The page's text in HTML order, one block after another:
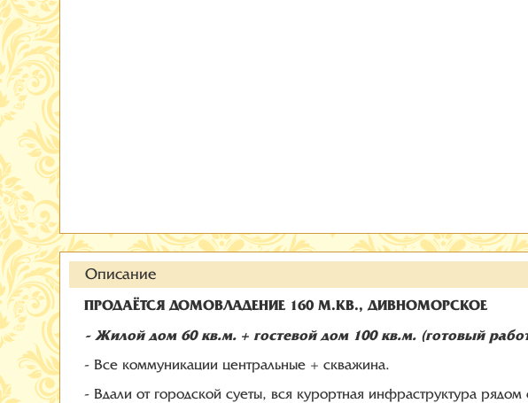
Описание
ПРОДАЁТСЯ ДОМОВЛАДЕНИЕ 160 М.КВ., ДИВНОМОРСКОЕ
- Жилой дом 60 кв.м. + гостевой дом 100 кв.м. (готовый
- Все коммуникации центральные + скважина.
- Вдали от городской суеты, вся курортная инфраструктура